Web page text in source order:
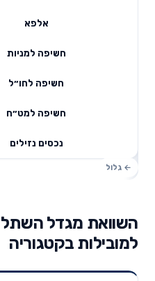
אלפא
חשיפה למניות
חשיפה לחו״ל
חשיפה למט״ח
נכסים נזילים
למובילות בקטגוריה